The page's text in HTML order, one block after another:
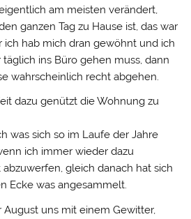
am meisten verändert,
ganzen Tag zu Hause ist, das war
ich hab mich dran gewöhnt und ich
ins Büro gehen muss, dann
wahrscheinlich recht abgehen.
dazu genützt die Wohnung zu
was sich so im Laufe der Jahre
ich immer wieder dazu
gleich danach hat sich
Ecke was angesammelt.
uns mit einem Gewitter,